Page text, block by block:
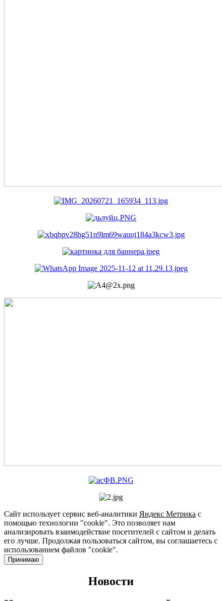
Сайт использует сервис веб-аналитики Яндекс Метрика с
помощью технологии "cookie". Это позволяет нам
анализировать взаимодействие посетителей с сайтом и делать
его лучше. Продолжая пользоваться сайтом, вы соглашаетесь с
использованием файлов "cookie".
Принимаю
Новости